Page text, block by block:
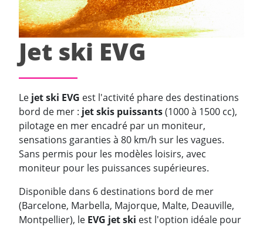
Jet ski EVG
Le jet ski EVG est l'activité phare des destinations
bord de mer : jet skis puissants(1000 à 1500 cc),
pilotage en mer encadré par un moniteur,
sensations garanties à 80 km/h sur les vagues.
Sans permis pour les modèles loisirs, avec
moniteur pour les puissances supérieures.
Disponible dans 6 destinations bord de mer
(Barcelone, Marbella, Majorque, Malte, Deauville,
Montpellier), le EVG jet ski est l'option idéale pour